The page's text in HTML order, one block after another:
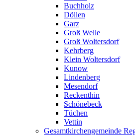
Buchholz
Döllen
Garz
Groß Welle
Groß Woltersdorf
Kehrberg
Klein Woltersdorf
Kunow
Lindenberg
Mesendorf
Reckenthin
Schönebeck
Tüchen
Vettin
Gesamtkirchengemeinde